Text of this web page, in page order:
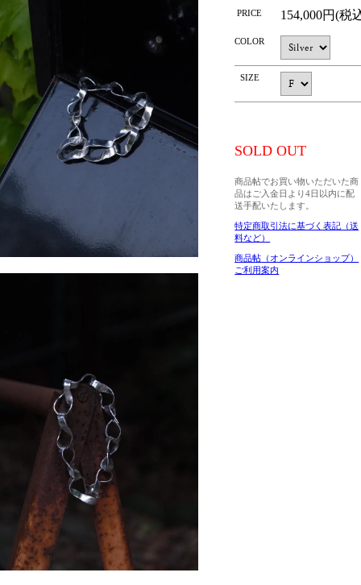
PRICE 154,000円(税
COLOR
SIZE
SOLD OUT
商品帖でお買い物いただいた商
品はご入金日より4日以内に配
送手配いたします。
特定商取引法に基づく表記（送
料など）
商品帖（オンラインショップ）
ご利用案内